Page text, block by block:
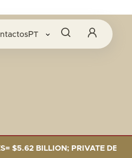
PT
BILLION; PRIVATE DEBT=